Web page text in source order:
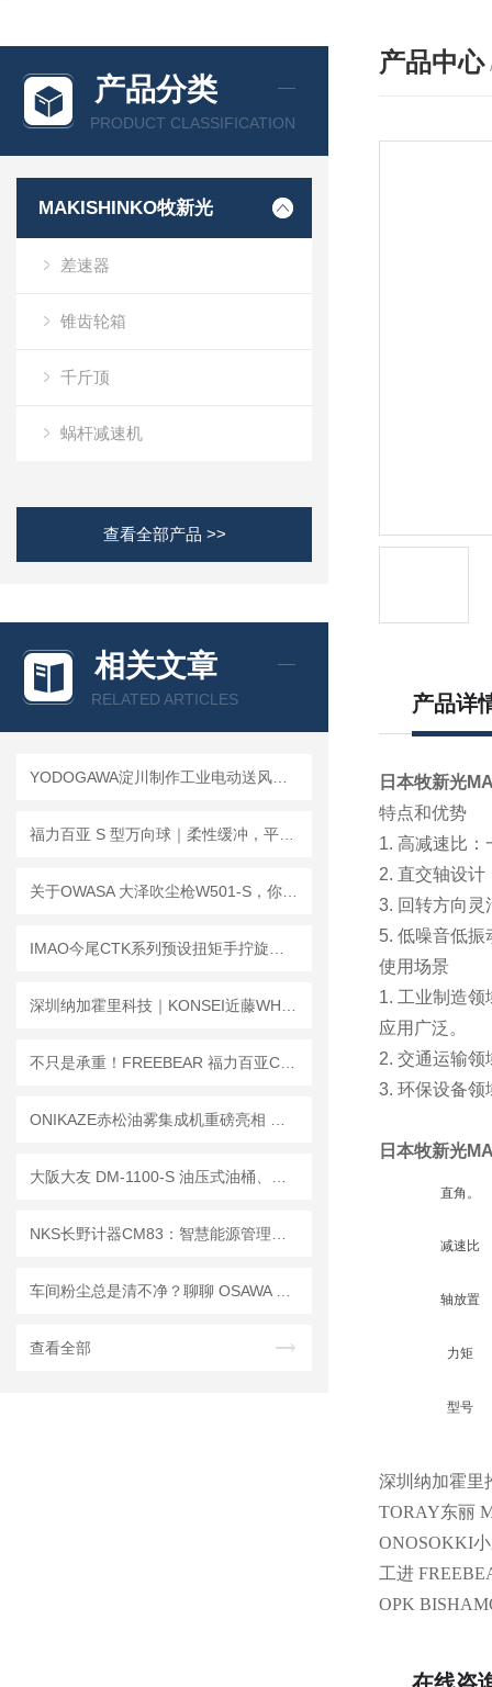
产品分类
PRODUCT CLASSIFICATION
MAKISHINKO牧新光
差速器
锥齿轮箱
千斤顶
蜗杆减速机
查看全部产品 >>
相关文章
RELATED ARTICLES
查看全部
产品中心
产品详
日本牧新光
特点和优势
1. 高减速比
2. 直交轴设
3. 回转方向灵
5. 低噪音低
使用场景
1. 工业制造
应用广泛。
2. 交通运输
3. 环保设备领
日本牧新光
直角。
减速比
轴放置
力矩
型号
深圳纳加霍里
TORAY东丽
ONOSOKKI
工进
OPK